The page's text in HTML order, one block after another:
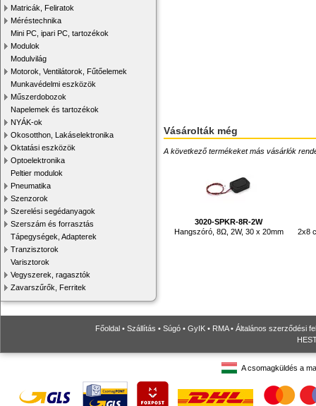
Matricák, Feliratok
Méréstechnika
Mini PC, ipari PC, tartozékok
Modulok
Modulvilág
Motorok, Ventilátorok, Fűtőelemek
Munkavédelmi eszközök
Műszerdobozok
Napelemek és tartozékok
NYÁK-ok
Okosotthon, Lakáselektronika
Oktatási eszközök
Optoelektronika
Peltier modulok
Pneumatika
Szenzorok
Szerelési segédanyagok
Szerszám és forrasztás
Tápegységek, Adapterek
Tranzisztorok
Varisztorok
Vegyszerek, ragasztók
Zavarszűrők, Ferritek
Vásárolták még
A következő termékeket más vásárlók
3020-SPKR-8R-2W
Hangszóró, 8Ω, 2W, 30 x 20mm
2x8
Főoldal • Szállítás • Súgó • GyIK • RMA• Általános szerződési
A csomagküldés a